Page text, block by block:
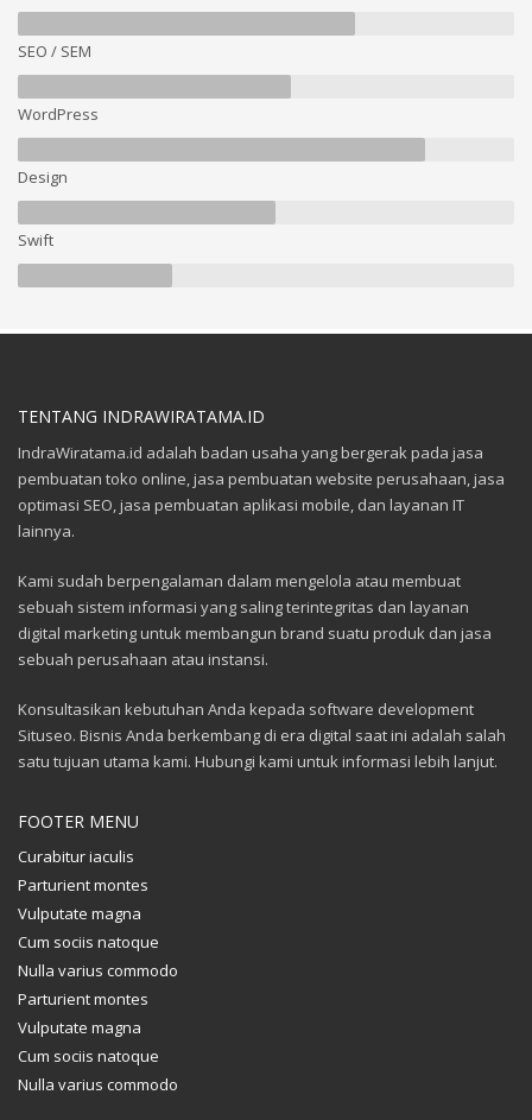
SEO / SEM
WordPress
Design
Swift
TENTANG INDRAWIRATAMA.ID
IndraWiratama.id adalah badan usaha yang bergerak pada jasa
pembuatan toko online, jasa pembuatan website perusahaan, jasa
optimasi SEO, jasa pembuatan aplikasi mobile, dan layanan IT
lainnya.
Kami sudah berpengalaman dalam mengelola atau membuat
sebuah sistem informasi yang saling terintegritas dan layanan
digital marketing untuk membangun brand suatu produk dan jasa
sebuah perusahaan atau instansi.
Konsultasikan kebutuhan Anda kepada software development
Situseo. Bisnis Anda berkembang di era digital saat ini adalah salah
satu tujuan utama kami. Hubungi kami untuk informasi lebih lanjut.
FOOTER MENU
Curabitur iaculis
Parturient montes
Vulputate magna
Cum sociis natoque
Nulla varius commodo
Parturient montes
Vulputate magna
Cum sociis natoque
Nulla varius commodo